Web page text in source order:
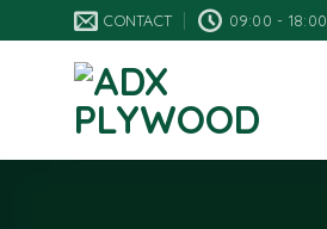
CONTACT 09:00 - 18:00